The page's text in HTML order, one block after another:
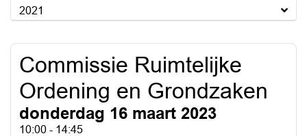
2021
Commissie Ruimtelijke
Ordening en Grondzaken
donderdag 16 maart 2023
10:00 - 14:45